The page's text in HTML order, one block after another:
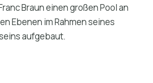
Braun einen großen Pool an
Ebenen im Rahmen seines
aufgebaut.